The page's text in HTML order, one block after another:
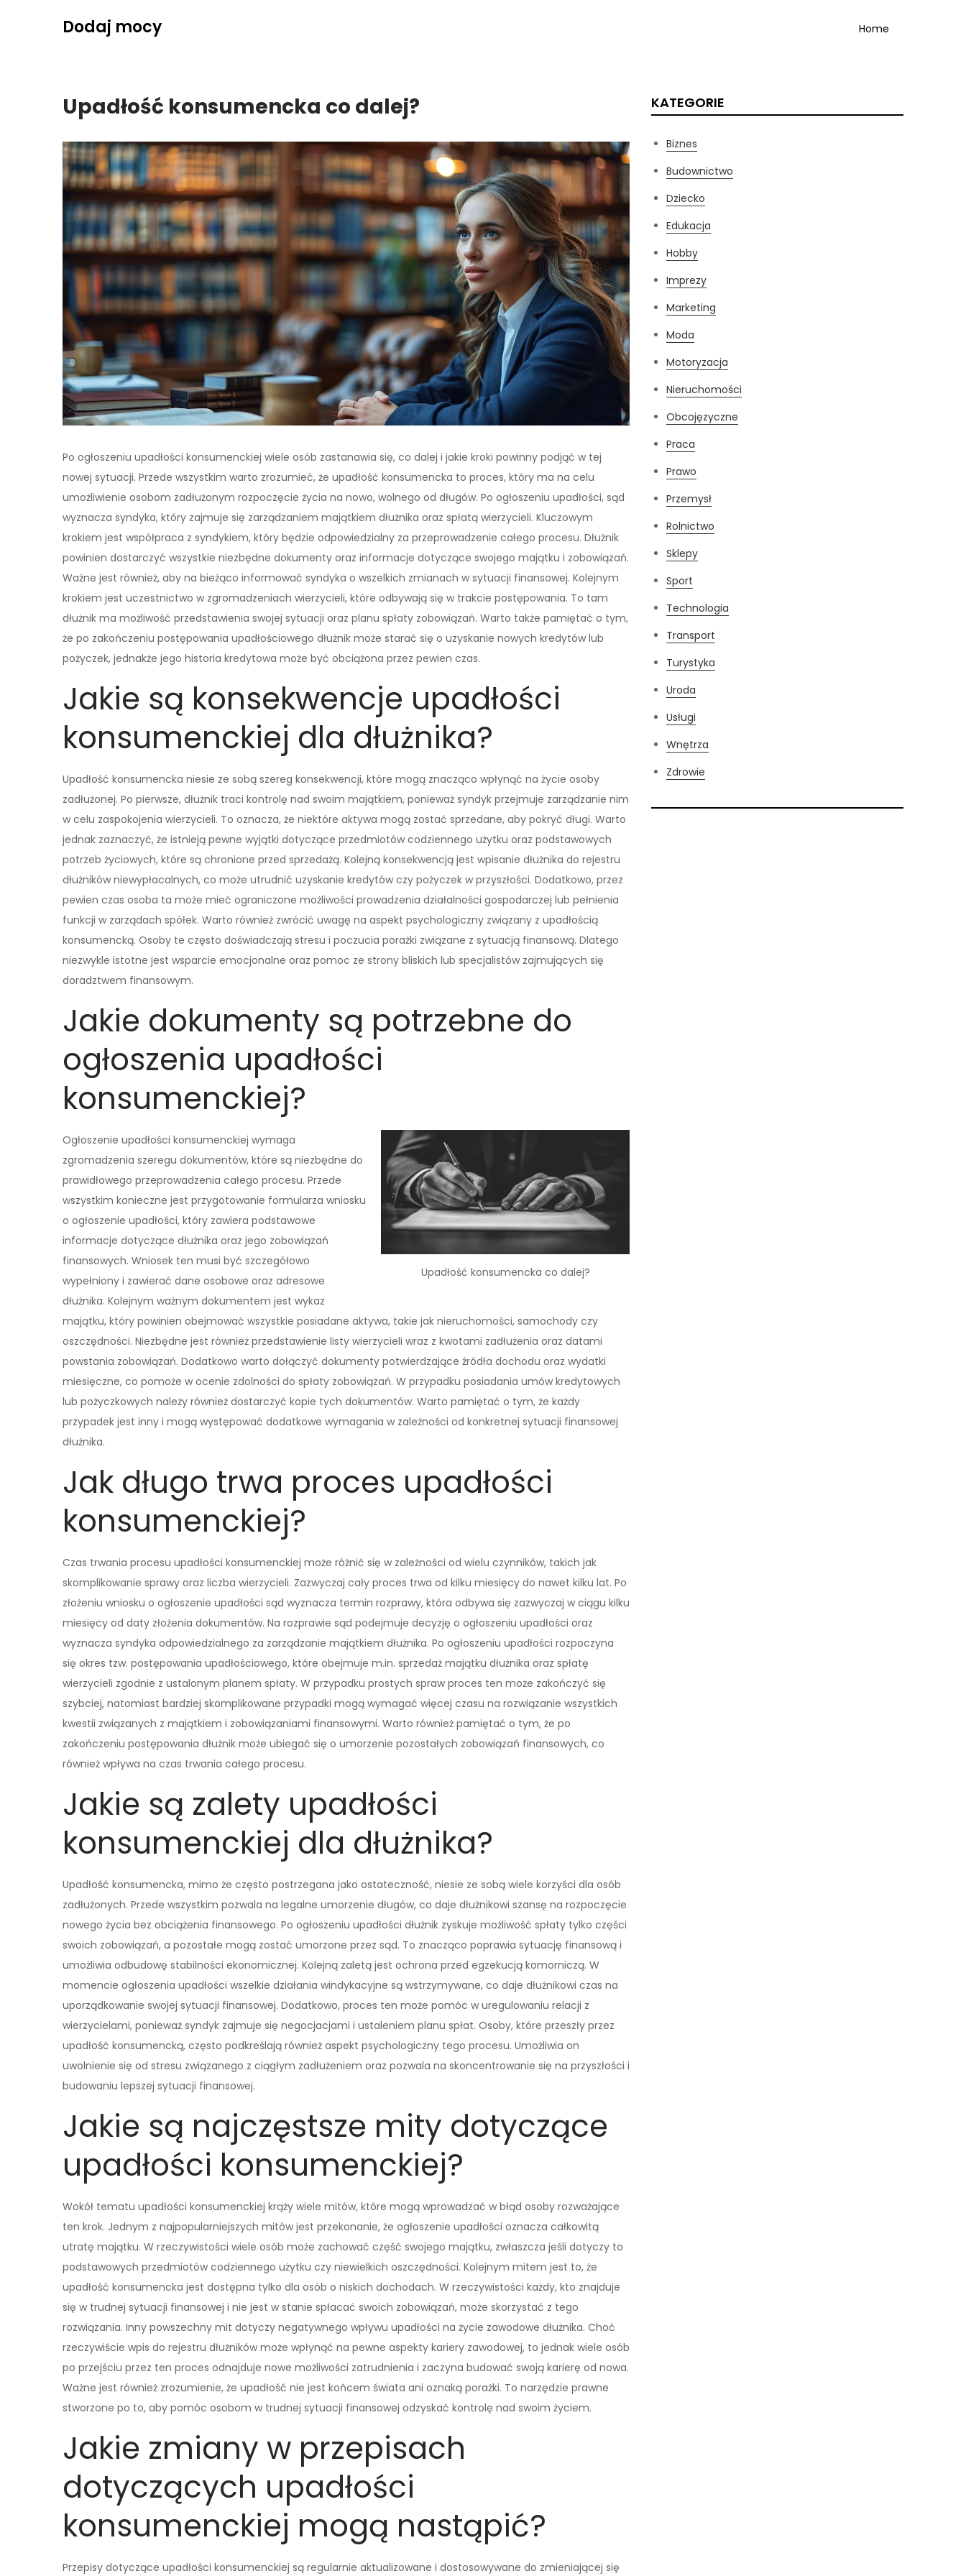
Dodaj mocy Home
Upadłość konsumencka co dalej?
Po ogłoszeniu upadłości konsumenckiej wiele osób zastanawia się, co dalej i jakie kroki powinny podjąć w tej
nowej sytuacji. Przede wszystkim warto zrozumieć, że upadłość konsumencka to proces, który ma na celu
umożliwienie osobom zadłużonym rozpoczęcie życia na nowo, wolnego od długów. Po ogłoszeniu upadłości, sąd
wyznacza syndyka, który zajmuje się zarządzaniem majątkiem dłużnika oraz spłatą wierzycieli. Kluczowym
krokiem jest współpraca z syndykiem, który będzie odpowiedzialny za przeprowadzenie całego procesu. Dłużnik
powinien dostarczyć wszystkie niezbędne dokumenty oraz informacje dotyczące swojego majątku i zobowiązań.
Ważne jest również, aby na bieżąco informować syndyka o wszelkich zmianach w sytuacji finansowej. Kolejnym
krokiem jest uczestnictwo w zgromadzeniach wierzycieli, które odbywają się w trakcie postępowania. To tam
dłużnik ma możliwość przedstawienia swojej sytuacji oraz planu spłaty zobowiązań. Warto także pamiętać o tym,
że po zakończeniu postępowania upadłościowego dłużnik może starać się o uzyskanie nowych kredytów lub
pożyczek, jednakże jego historia kredytowa może być obciążona przez pewien czas.
Jakie są konsekwencje upadłości
konsumenckiej dla dłużnika?
Upadłość konsumencka niesie ze sobą szereg konsekwencji, które mogą znacząco wpłynąć na życie osoby
zadłużonej. Po pierwsze, dłużnik traci kontrolę nad swoim majątkiem, ponieważ syndyk przejmuje zarządzanie nim
w celu zaspokojenia wierzycieli. To oznacza, że niektóre aktywa mogą zostać sprzedane, aby pokryć długi. Warto
jednak zaznaczyć, że istnieją pewne wyjątki dotyczące przedmiotów codziennego użytku oraz podstawowych
potrzeb życiowych, które są chronione przed sprzedażą. Kolejną konsekwencją jest wpisanie dłużnika do rejestru
dłużników niewypłacalnych, co może utrudnić uzyskanie kredytów czy pożyczek w przyszłości. Dodatkowo, przez
pewien czas osoba ta może mieć ograniczone możliwości prowadzenia działalności gospodarczej lub pełnienia
funkcji w zarządach spółek. Warto również zwrócić uwagę na aspekt psychologiczny związany z upadłością
konsumencką. Osoby te często doświadczają stresu i poczucia porażki związane z sytuacją finansową. Dlatego
niezwykle istotne jest wsparcie emocjonalne oraz pomoc ze strony bliskich lub specjalistów zajmujących się
doradztwem finansowym.
Jakie dokumenty są potrzebne do
ogłoszenia upadłości
konsumenckiej?
Upadłość konsumencka co dalej?
Ogłoszenie upadłości konsumenckiej wymaga
zgromadzenia szeregu dokumentów, które są niezbędne do
prawidłowego przeprowadzenia całego procesu. Przede
wszystkim konieczne jest przygotowanie formularza wniosku
o ogłoszenie upadłości, który zawiera podstawowe
informacje dotyczące dłużnika oraz jego zobowiązań
finansowych. Wniosek ten musi być szczegółowo
wypełniony i zawierać dane osobowe oraz adresowe
dłużnika. Kolejnym ważnym dokumentem jest wykaz
majątku, który powinien obejmować wszystkie posiadane aktywa, takie jak nieruchomości, samochody czy
oszczędności. Niezbędne jest również przedstawienie listy wierzycieli wraz z kwotami zadłużenia oraz datami
powstania zobowiązań. Dodatkowo warto dołączyć dokumenty potwierdzające źródła dochodu oraz wydatki
miesięczne, co pomoże w ocenie zdolności do spłaty zobowiązań. W przypadku posiadania umów kredytowych
lub pożyczkowych należy również dostarczyć kopie tych dokumentów. Warto pamiętać o tym, że każdy
przypadek jest inny i mogą występować dodatkowe wymagania w zależności od konkretnej sytuacji finansowej
dłużnika.
Jak długo trwa proces upadłości
konsumenckiej?
Czas trwania procesu upadłości konsumenckiej może różnić się w zależności od wielu czynników, takich jak
skomplikowanie sprawy oraz liczba wierzycieli. Zazwyczaj cały proces trwa od kilku miesięcy do nawet kilku lat. Po
złożeniu wniosku o ogłoszenie upadłości sąd wyznacza termin rozprawy, która odbywa się zazwyczaj w ciągu kilku
miesięcy od daty złożenia dokumentów. Na rozprawie sąd podejmuje decyzję o ogłoszeniu upadłości oraz
wyznacza syndyka odpowiedzialnego za zarządzanie majątkiem dłużnika. Po ogłoszeniu upadłości rozpoczyna
się okres tzw. postępowania upadłościowego, które obejmuje m.in. sprzedaż majątku dłużnika oraz spłatę
wierzycieli zgodnie z ustalonym planem spłaty. W przypadku prostych spraw proces ten może zakończyć się
szybciej, natomiast bardziej skomplikowane przypadki mogą wymagać więcej czasu na rozwiązanie wszystkich
kwestii związanych z majątkiem i zobowiązaniami finansowymi. Warto również pamiętać o tym, że po
zakończeniu postępowania dłużnik może ubiegać się o umorzenie pozostałych zobowiązań finansowych, co
również wpływa na czas trwania całego procesu.
Jakie są zalety upadłości
konsumenckiej dla dłużnika?
Upadłość konsumencka, mimo że często postrzegana jako ostateczność, niesie ze sobą wiele korzyści dla osób
zadłużonych. Przede wszystkim pozwala na legalne umorzenie długów, co daje dłużnikowi szansę na rozpoczęcie
nowego życia bez obciążenia finansowego. Po ogłoszeniu upadłości dłużnik zyskuje możliwość spłaty tylko części
swoich zobowiązań, a pozostałe mogą zostać umorzone przez sąd. To znacząco poprawia sytuację finansową i
umożliwia odbudowę stabilności ekonomicznej. Kolejną zaletą jest ochrona przed egzekucją komorniczą. W
momencie ogłoszenia upadłości wszelkie działania windykacyjne są wstrzymywane, co daje dłużnikowi czas na
uporządkowanie swojej sytuacji finansowej. Dodatkowo, proces ten może pomóc w uregulowaniu relacji z
wierzycielami, ponieważ syndyk zajmuje się negocjacjami i ustaleniem planu spłat. Osoby, które przeszły przez
upadłość konsumencką, często podkreślają również aspekt psychologiczny tego procesu. Umożliwia on
uwolnienie się od stresu związanego z ciągłym zadłużeniem oraz pozwala na skoncentrowanie się na przyszłości i
budowaniu lepszej sytuacji finansowej.
Jakie są najczęstsze mity dotyczące
upadłości konsumenckiej?
Wokół tematu upadłości konsumenckiej krąży wiele mitów, które mogą wprowadzać w błąd osoby rozważające
ten krok. Jednym z najpopularniejszych mitów jest przekonanie, że ogłoszenie upadłości oznacza całkowitą
utratę majątku. W rzeczywistości wiele osób może zachować część swojego majątku, zwłaszcza jeśli dotyczy to
podstawowych przedmiotów codziennego użytku czy niewielkich oszczędności. Kolejnym mitem jest to, że
upadłość konsumencka jest dostępna tylko dla osób o niskich dochodach. W rzeczywistości każdy, kto znajduje
się w trudnej sytuacji finansowej i nie jest w stanie spłacać swoich zobowiązań, może skorzystać z tego
rozwiązania. Inny powszechny mit dotyczy negatywnego wpływu upadłości na życie zawodowe dłużnika. Choć
rzeczywiście wpis do rejestru dłużników może wpłynąć na pewne aspekty kariery zawodowej, to jednak wiele osób
po przejściu przez ten proces odnajduje nowe możliwości zatrudnienia i zaczyna budować swoją karierę od nowa.
Ważne jest również zrozumienie, że upadłość nie jest końcem świata ani oznaką porażki. To narzędzie prawne
stworzone po to, aby pomóc osobom w trudnej sytuacji finansowej odzyskać kontrolę nad swoim życiem.
Jakie zmiany w przepisach
dotyczących upadłości
konsumenckiej mogą nastąpić?
Przepisy dotyczące upadłości konsumenckiej są regularnie aktualizowane i dostosowywane do zmieniającej się
KATEGORIE
Biznes
Budownictwo
Dziecko
Edukacja
Hobby
Imprezy
Marketing
Moda
Motoryzacja
Nieruchomości
Obcojęzyczne
Praca
Prawo
Przemysł
Rolnictwo
Sklepy
Sport
Technologia
Transport
Turystyka
Uroda
Usługi
Wnętrza
Zdrowie